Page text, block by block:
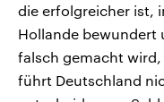
die erfolgreicher ist,
Hollande bewundert
falsch gemacht
führt Deutschland